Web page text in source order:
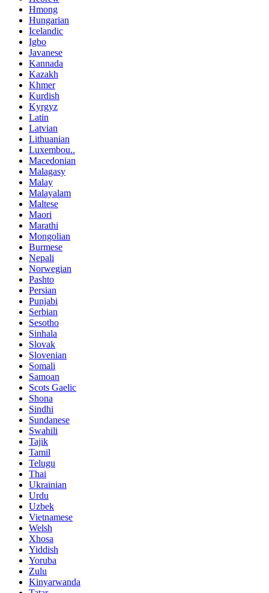
Hmong
Hungarian
Icelandic
Igbo
Javanese
Kannada
Kazakh
Khmer
Kurdish
Kyrgyz
Latin
Latvian
Lithuanian
Luxembou..
Macedonian
Malagasy
Malay
Malayalam
Maltese
Maori
Marathi
Mongolian
Burmese
Nepali
Norwegian
Pashto
Persian
Punjabi
Serbian
Sesotho
Sinhala
Slovak
Slovenian
Somali
Samoan
Scots Gaelic
Shona
Sindhi
Sundanese
Swahili
Tajik
Tamil
Telugu
Thai
Ukrainian
Urdu
Uzbek
Vietnamese
Welsh
Xhosa
Yiddish
Yoruba
Zulu
Kinyarwanda